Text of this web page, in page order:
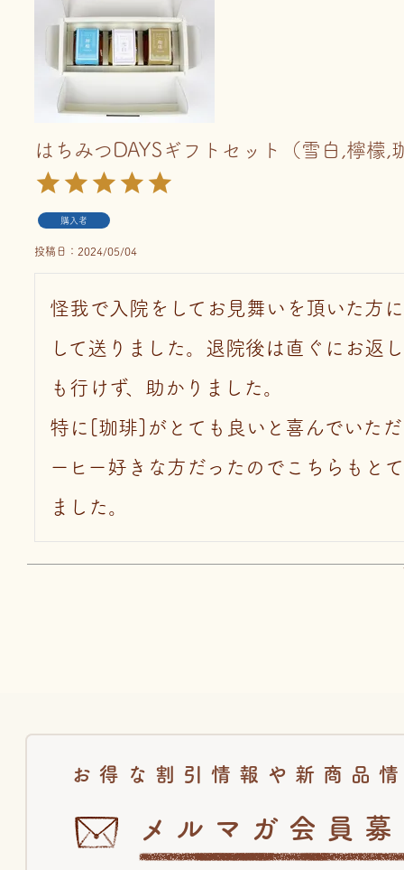
はちみつDAYSギフトセット（雪白,檸檬,
購入者
投稿日 2024/05/04
怪我で入院をしてお見舞いを頂いた方
して送りました。退院後は直ぐにお返
も行けず、助かりました。
特に[珈琲]がとても良いと喜んでいた
ーヒー好きな方だったのでこちらもと
ました。
お得な割引情報や新商品
メルマガ会員